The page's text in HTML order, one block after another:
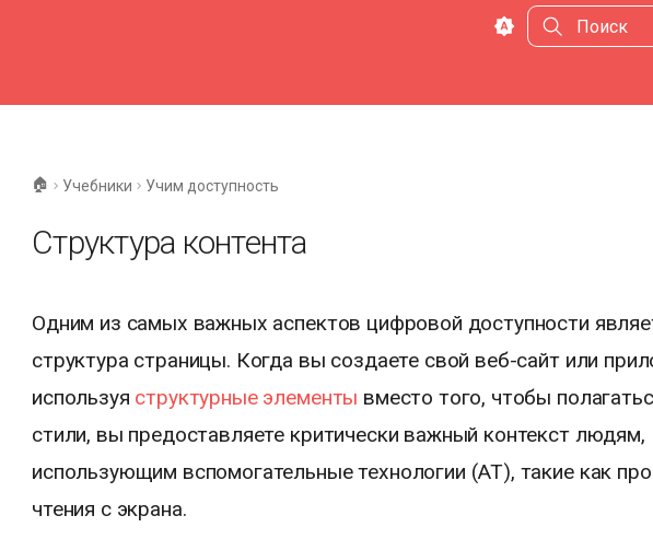
🏠 Учебники Учим доступность
Структура контента
Одним из самых важных аспектов цифровой доступности
структура страницы. Когда вы создаете свой веб-сайт или
используя структурные элементы вместо того, чтобы
стили, вы предоставляете критически важный контекст людям,
использующим вспомогательные технологии (AT), такие как
чтения с экрана.